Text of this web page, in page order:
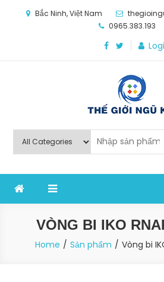
Bắc Ninh, Việt Nam
0965.383.193
Thế Giới Ngũ Kim
nghiệp sản xuất
VÒNG BI IKO
Home Sản phẩm Vòng bi